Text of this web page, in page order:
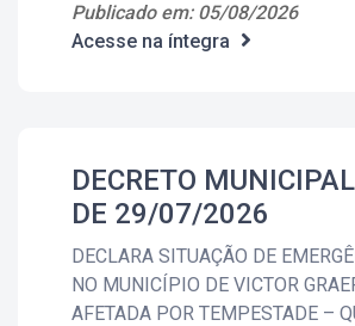
Publicado em: 05/08/2026
Acesse na íntegra
DECRETO
DE 29/07/2026
DECLARA SITUAÇÃO DE
NO MUNICÍPIO DE VICTOR
AFETADA POR TEMPESTADE –